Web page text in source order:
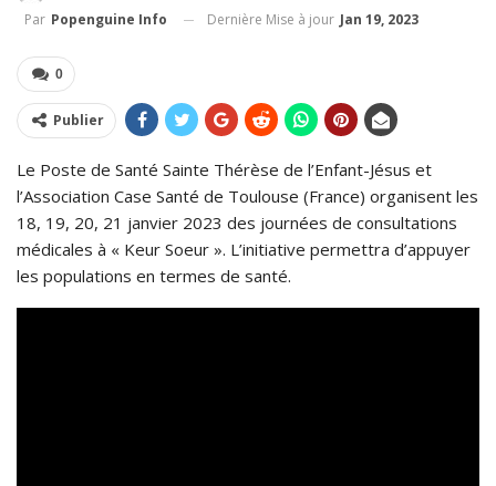
Par Popenguine Info Dernière Mise à jour Jan 19, 2023
0
Publier
Le Poste de Santé Sainte Thérèse de l’Enfant-Jésus et
l’Association Case Santé de Toulouse (France) organisent les
18, 19, 20, 21 janvier 2023 des journées de consultations
médicales à « Keur Soeur ». L’initiative permettra d’appuyer
les populations en termes de santé.